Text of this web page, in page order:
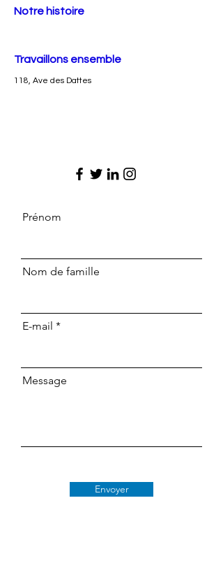
Notre histoire
Travaillons ensemble
118, Ave des Dattes
Prénom
Nom de famille
E-mail
Message
Envoyer